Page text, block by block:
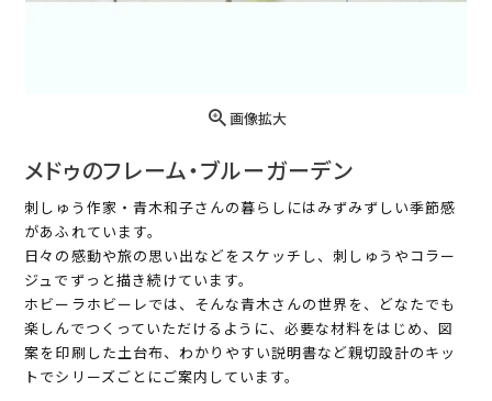
画像拡大
メドゥのフレーム・ブルーガーデン
刺しゅう作家・青木和子さんの暮らしにはみずみずしい季節感
があふれています。
日々の感動や旅の思い出などをスケッチし、刺しゅうやコラー
ジュでずっと描き続けています。
ホビーラホビーレでは、そんな青木さんの世界を、どなたでも
楽しんでつくっていただけるように、必要な材料をはじめ、図
案を印刷した土台布、わかりやすい説明書など親切設計のキッ
トでシリーズごとにご案内しています。